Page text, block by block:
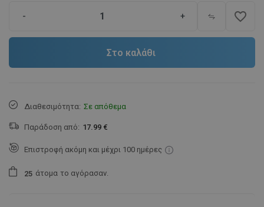
- + favorite_border
Στο καλάθι
Διαθεσιμότητα: Σε απόθεμα
Παράδοση από: 17.99 €
Επιστροφή ακόμη και μέχρι 100 ημέρες
25 άτομα το αγόρασαν.